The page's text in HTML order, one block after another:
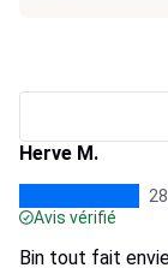
Herve M.
Avis vérifié
Bin tout fait